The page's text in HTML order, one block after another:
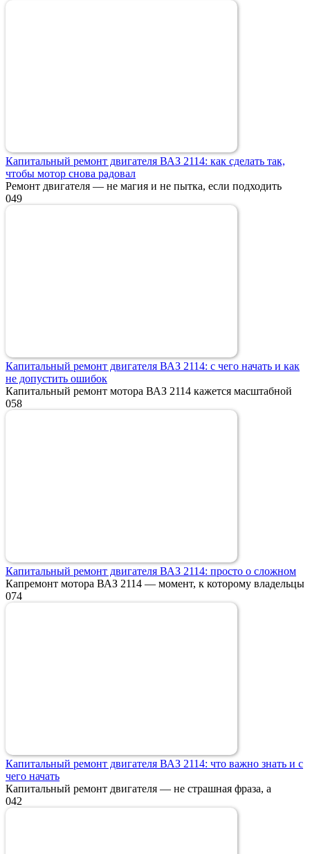
Капитальный ремонт двигателя ВАЗ 2114: как сделать так,
чтобы мотор снова радовал
Ремонт двигателя — не магия и не пытка, если подходить
049
Капитальный ремонт двигателя ВАЗ 2114: с чего начать и как
не допустить ошибок
Капитальный ремонт мотора ВАЗ 2114 кажется масштабной
058
Капитальный ремонт двигателя ВАЗ 2114: просто о сложном
Капремонт мотора ВАЗ 2114 — момент, к которому владельцы
074
Капитальный ремонт двигателя ВАЗ 2114: что важно знать и с
чего начать
Капитальный ремонт двигателя — не страшная фраза, а
042